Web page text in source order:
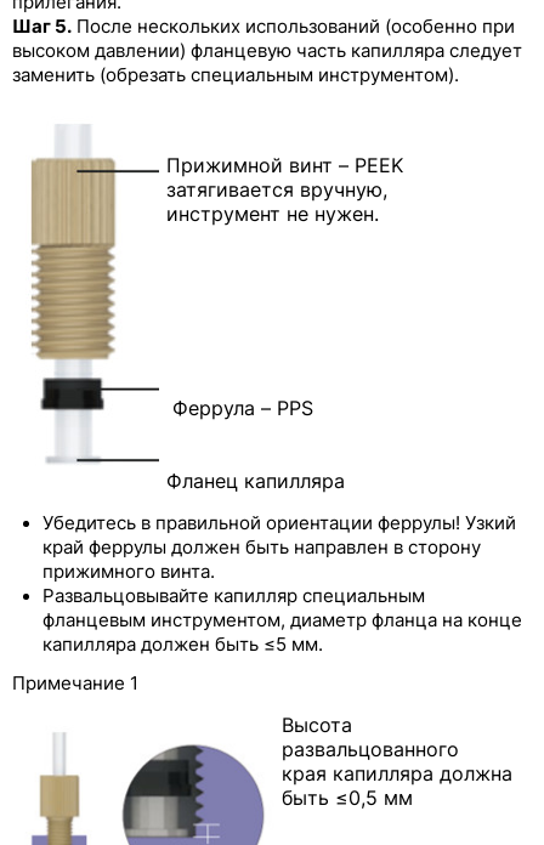
Шаг 5. После нескольких использований (особенно при
высоком давлении) фланцевую часть капилляра следует
заменить (обрезать специальным инструментом).
Прижимной винт – PEEK
затягивается вручную,
инструмент не нужен.
Феррула – PPS
Фланец капилляра
Убедитесь в правильной ориентации феррулы! Узкий
край феррулы должен быть направлен в сторону
прижимного винта.
Развальцовывайте капилляр специальным
фланцевым инструментом, диаметр фланца на конце
капилляра должен быть ≤5 мм.
Примечание 1
Высота
развальцованного
края капилляра должна
быть ≤0,5 мм
Фитинги Runze из PP, PTFE, PPS и других
полимерных материалов
Трубки для перистальтических насосов